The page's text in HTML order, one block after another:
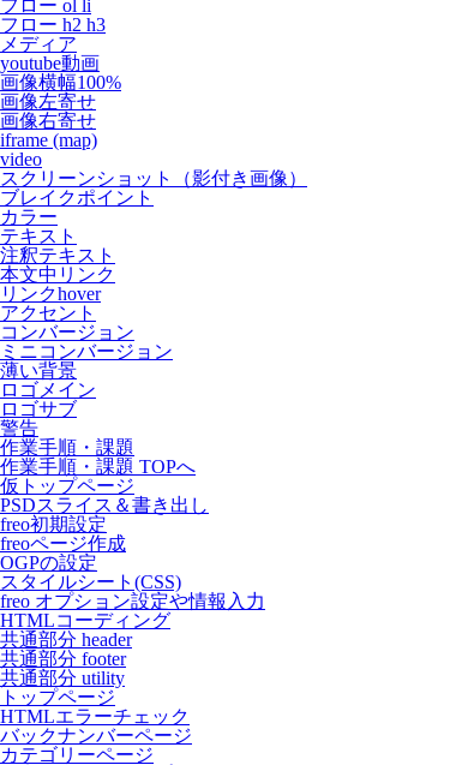
フロー ol li
フロー h2 h3
メディア
youtube動画
画像横幅100%
画像左寄せ
画像右寄せ
iframe (map)
video
スクリーンショット（影付き画像）
ブレイクポイント
カラー
テキスト
注釈テキスト
本文中リンク
リンクhover
アクセント
コンバージョン
ミニコンバージョン
薄い背景
ロゴメイン
ロゴサブ
警告
作業手順・課題
作業手順・課題 TOPへ
仮トップページ
PSDスライス＆書き出し
freo初期設定
freoページ作成
OGPの設定
スタイルシート(CSS)
freo オプション設定や情報入力
HTMLコーディング
共通部分 header
共通部分 footer
共通部分 utility
トップページ
HTMLエラーチェック
バックナンバーページ
カテゴリーページ